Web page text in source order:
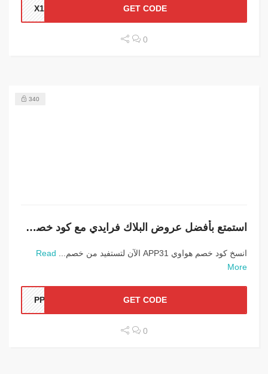
GET CODE
0
340
استمتع بأفضل عروض البلاك فرايدي مع كود خصم هواوي 2026
انسخ كود خصم هواوي APP31 الآن لتستفيد من خصم...
Read
More
GET CODE
0